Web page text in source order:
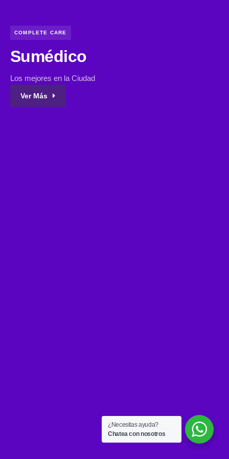
COMPLETE CARE
Sumédico
Los mejores en la Ciudad
Ver Más
¿Necesitas ayuda?
Chatea con nosotros